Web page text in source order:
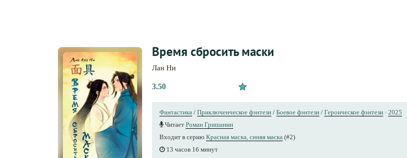
Время сбросить маски
Лан Ни
3.50
Фантастика / Приключенческое фэнтези / Боевое фэнтези / Героическое фэнтези · 2025
Читает Роман Гришанин
Входит в серию Красная маска, синяя маска (#2)
13 часов 16 минут